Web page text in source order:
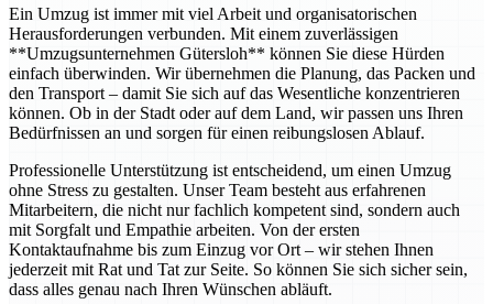
Ein Umzug ist immer mit viel Arbeit und organisatorischen
Herausforderungen verbunden. Mit einem zuverlässigen
**Umzugsunternehmen Gütersloh** können Sie diese Hürden
einfach überwinden. Wir übernehmen die Planung, das Packen und
den Transport – damit Sie sich auf das Wesentliche konzentrieren
können. Ob in der Stadt oder auf dem Land, wir passen uns Ihren
Bedürfnissen an und sorgen für einen reibungslosen Ablauf.
Professionelle Unterstützung ist entscheidend, um einen Umzug
ohne Stress zu gestalten. Unser Team besteht aus erfahrenen
Mitarbeitern, die nicht nur fachlich kompetent sind, sondern auch
mit Sorgfalt und Empathie arbeiten. Von der ersten
Kontaktaufnahme bis zum Einzug vor Ort – wir stehen Ihnen
jederzeit mit Rat und Tat zur Seite. So können Sie sich sicher sein,
dass alles genau nach Ihren Wünschen abläuft.